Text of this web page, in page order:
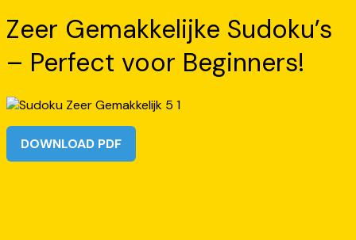
Zeer Gemakkelijke Sudoku’s
– Perfect voor Beginners!
DOWNLOAD PDF